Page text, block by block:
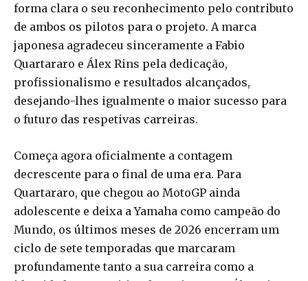
forma clara o seu reconhecimento pelo contributo
de ambos os pilotos para o projeto. A marca
japonesa agradeceu sinceramente a Fabio
Quartararo e Álex Rins pela dedicação,
profissionalismo e resultados alcançados,
desejando-lhes igualmente o maior sucesso para
o futuro das respetivas carreiras.
Começa agora oficialmente a contagem
decrescente para o final de uma era. Para
Quartararo, que chegou ao MotoGP ainda
adolescente e deixa a Yamaha como campeão do
Mundo, os últimos meses de 2026 encerram um
ciclo de sete temporadas que marcaram
profundamente tanto a sua carreira como a